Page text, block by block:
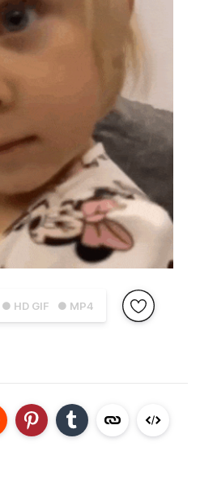
● HD GIF ● MP4